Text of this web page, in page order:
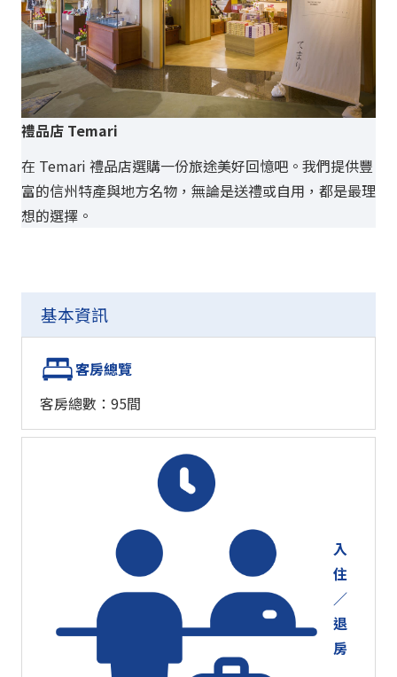
禮品店 Temari
在 Temari 禮品店選購一份旅途美好回憶吧。我們提供豐
富的信州特產與地方名物，無論是送禮或自用，都是最理
想的選擇。
基本資訊
客房總覽
客房總數：95間
入
住
／
退
房